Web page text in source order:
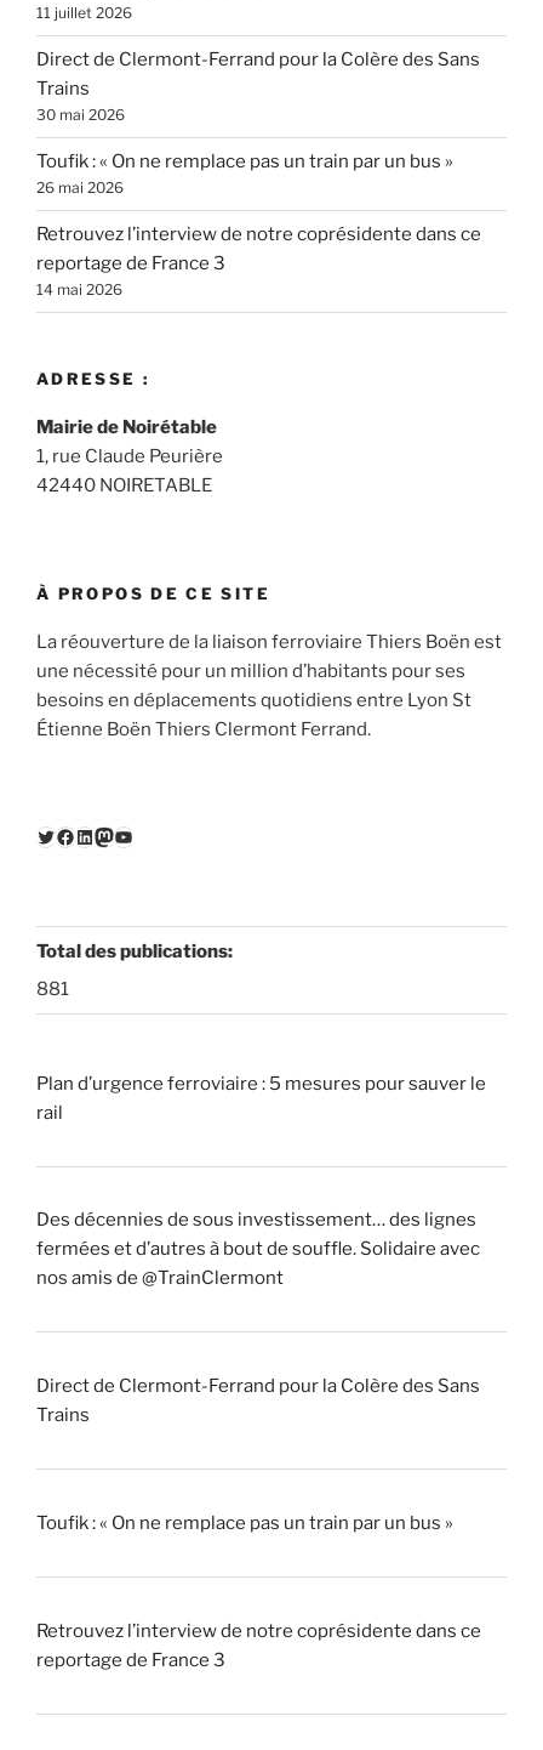
11 juillet 2026
Direct de Clermont-Ferrand pour la Colère des Sans
Trains
30 mai 2026
Toufik : « On ne remplace pas un train par un bus »
26 mai 2026
Retrouvez l’interview de notre coprésidente dans ce
reportage de France 3
14 mai 2026
ADRESSE :
Mairie de Noirétable
1, rue Claude Peurière
42440 NOIRETABLE
À PROPOS DE CE SITE
La réouverture de la liaison ferroviaire Thiers Boën est
une nécessité pour un million d’habitants pour ses
besoins en déplacements quotidiens entre Lyon St
Étienne Boën Thiers Clermont Ferrand.
Twitter
Facebook
LinkedIn
Mastodon
YouTube
Total des publications:
881
Plan d’urgence ferroviaire : 5 mesures pour sauver le
rail
Des décennies de sous investissement… des lignes
fermées et d’autres à bout de souffle. Solidaire avec
nos amis de @TrainClermont
Direct de Clermont-Ferrand pour la Colère des Sans
Trains
Toufik : « On ne remplace pas un train par un bus »
Retrouvez l’interview de notre coprésidente dans ce
reportage de France 3